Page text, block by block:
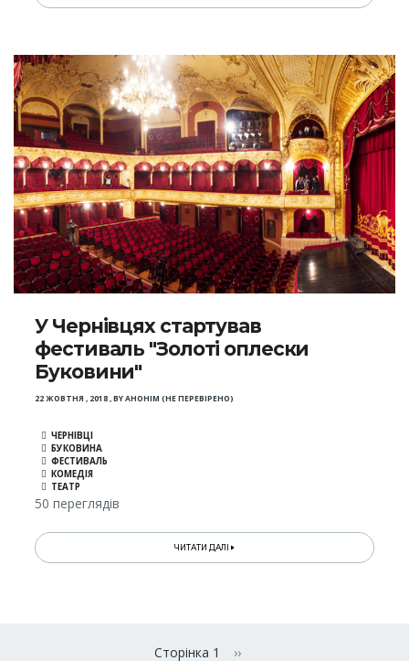
У Чернівцях стартував
фестиваль "Золоті оплески
Буковини"
22 ЖОВТНЯ , 2018,BYАНОНІМ (НЕ ПЕРЕВІРЕНО)
ЧЕРНІВЦІ
БУКОВИНА
ФЕСТИВАЛЬ
КОМЕДІЯ
ТЕАТР
50 переглядів
ЧИТАТИ ДАЛІ
Сторінка 1 ››